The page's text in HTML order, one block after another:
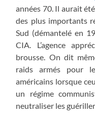
années 70. Il aurait
des plus importants
Sud (démantelé en
CIA. L’agence
brousse. On dit
raids armés pour
américains lorsque
un régime
neutraliser les